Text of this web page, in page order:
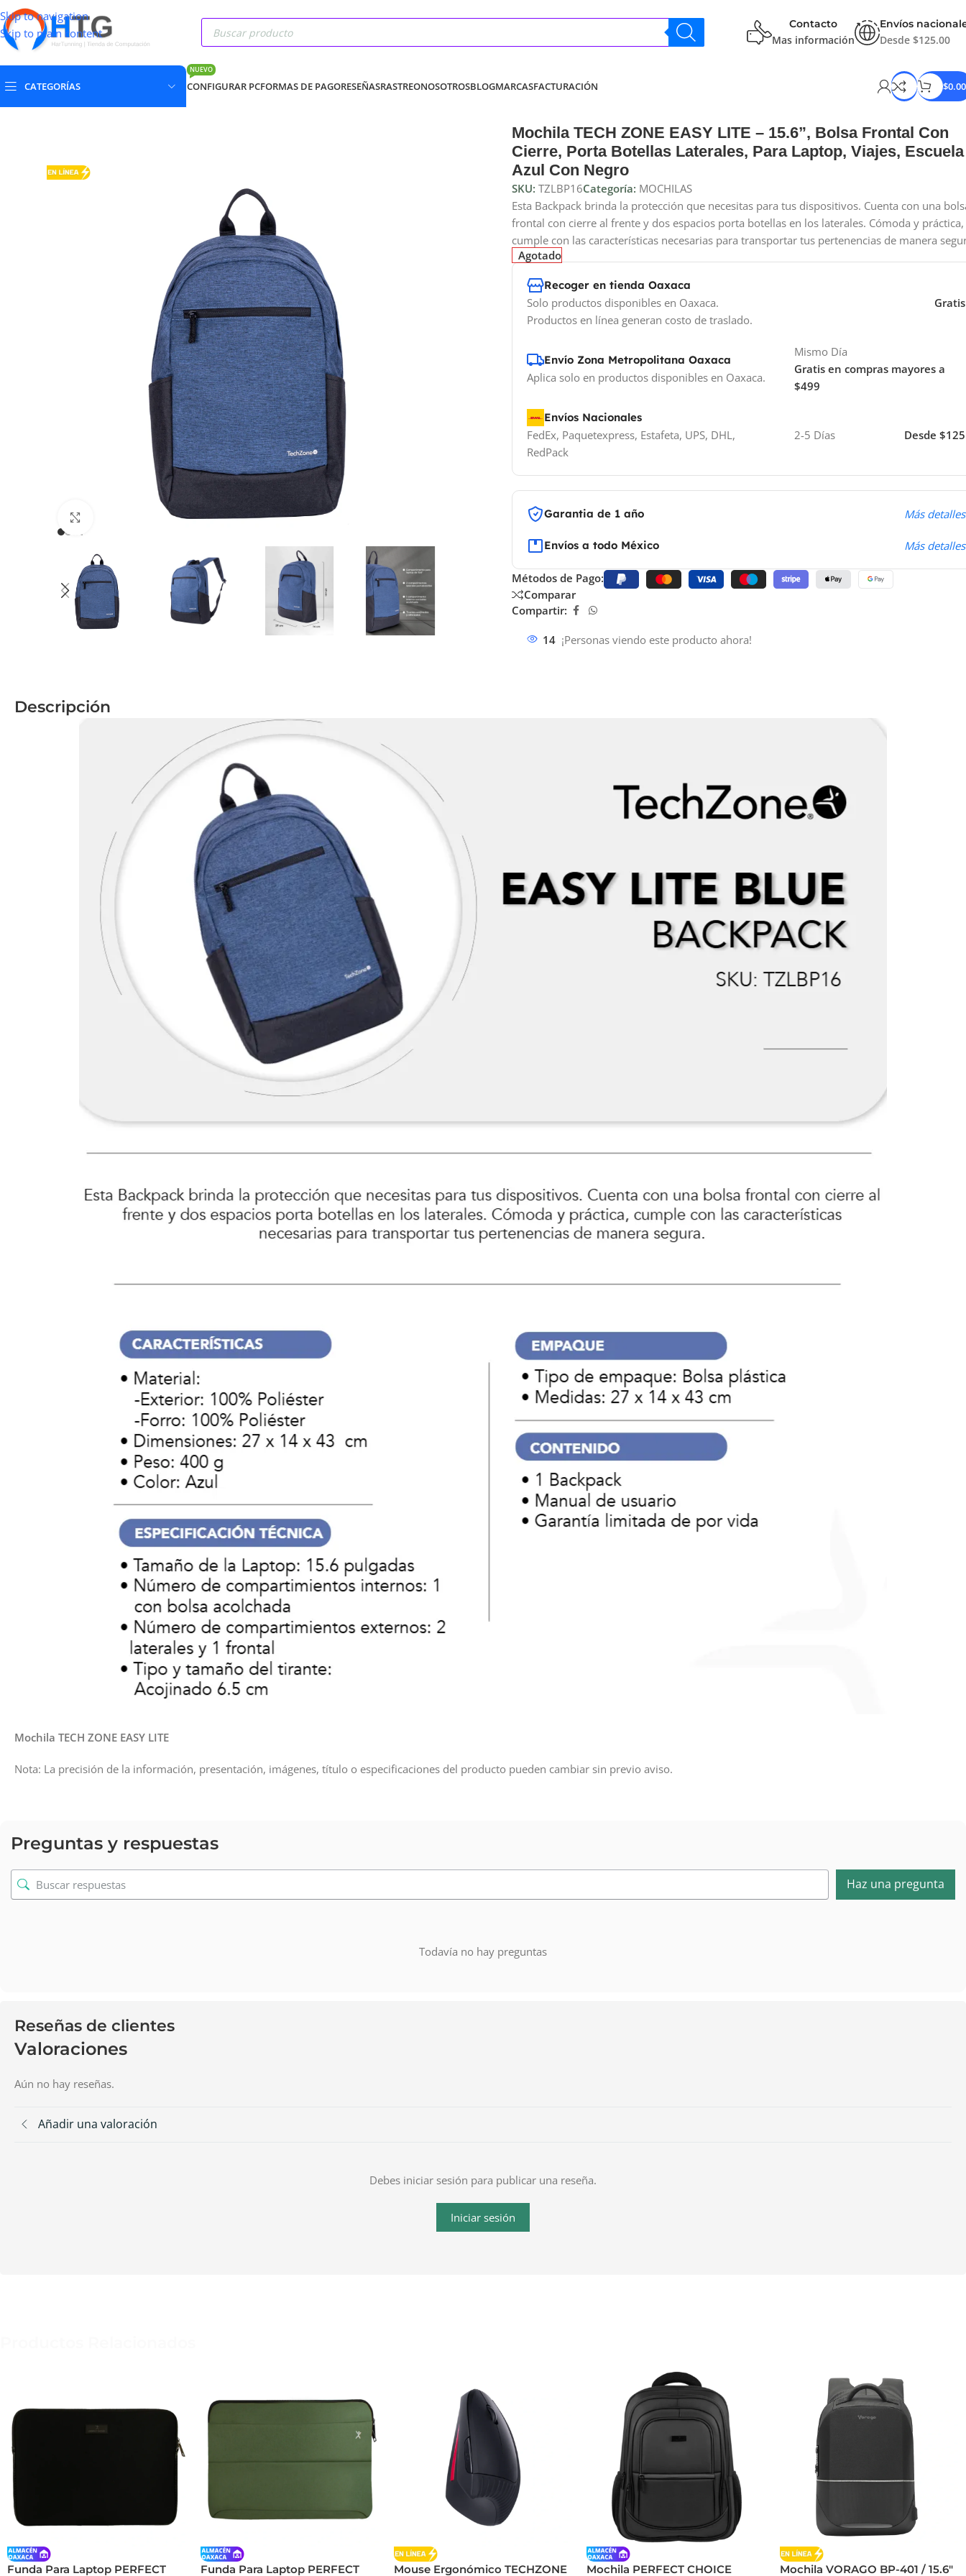
Skip to navigation
Skip to main content
Contacto
Mas información
Envíos
Desde $125.00
CATEGORÍAS CONFIGURAR PC
NUEVO
FORMAS DE PAGORESEÑASRASTREONOSOTROSBLOGMARCASFACTURACIÓN $0.00
Clic para ampliar
Mochila TECH ZONE EASY LITE – 15.6”, Bolsa Frontal Con
Cierre, Porta Botellas Laterales, Para Laptop, Viajes,
Azul Con Negro
SKU:TZLBP16Categoría: MOCHILAS
Esta Backpack brinda la protección que necesitas para tus dispositivos. Cuenta con una
frontal con cierre al frente y dos espacios porta botellas en los laterales. Cómoda y práctica,
cumple con las características necesarias para transportar tus pertenencias de manera
Agotado
Recoger en tienda Oaxaca
Solo productos disponibles en Oaxaca.
Productos en línea generan costo de traslado.
Gratis
Envío Zona Metropolitana Oaxaca
Aplica solo en productos disponibles en Oaxaca.
Mismo Día
Gratis en compras mayores a
$499
Envíos Nacionales
FedEx, Paquetexpress, Estafeta, UPS, DHL,
RedPack
2-5 Días Desde $125
Garantia de 1 año Más detalles
Envíos a todo México Más detalles
Métodos de Pago:
Comparar
Compartir:
14 ¡Personas viendo este producto ahora!
Descripción
Mochila TECH ZONE EASY LITE
Nota: La precisión de la información, presentación, imágenes, título o especificaciones del producto pueden cambiar sin previo aviso.
Preguntas y respuestas
Haz una pregunta
Todavía no hay preguntas
Reseñas de clientes
Valoraciones
Aún no hay reseñas.
Añadir una valoración
Debes iniciar sesión para publicar una reseña.
Iniciar sesión
Funda Para Laptop PERFECT Funda Para Laptop PERFECT Mouse Ergonómico TECHZONE Mochila PERFECT CHOICE Mochila VORAGO BP-401 / 15.6″